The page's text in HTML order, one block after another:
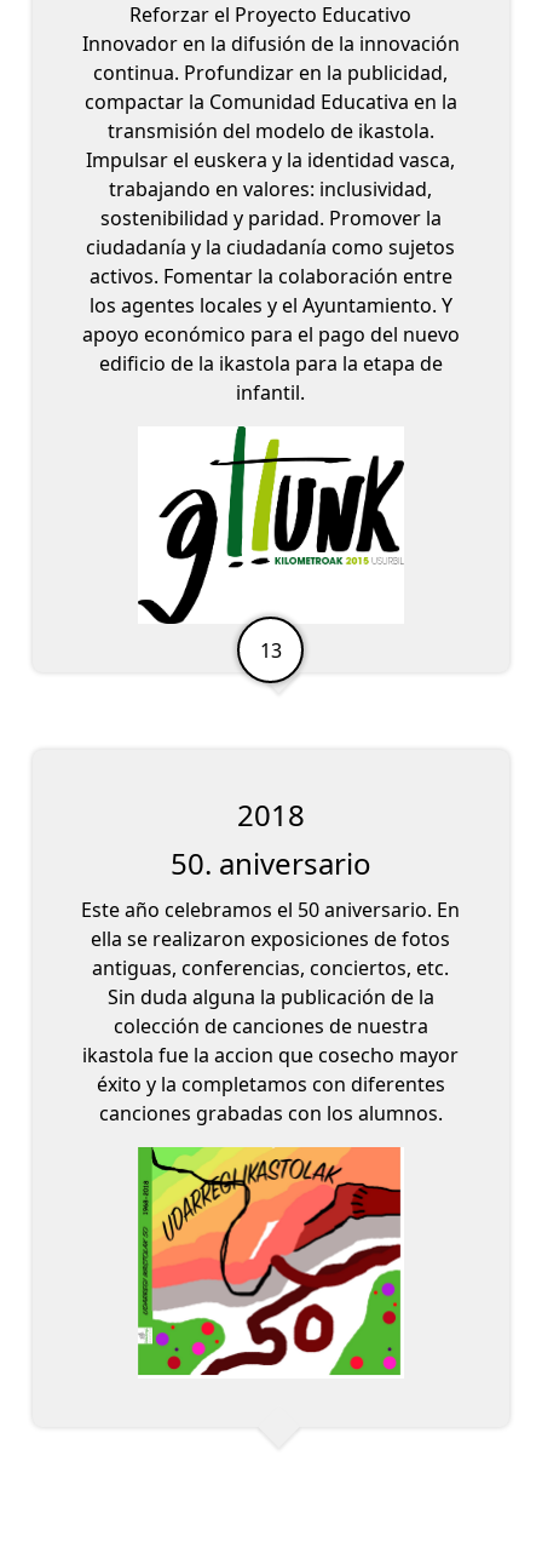
Reforzar el Proyecto Educativo
Innovador en la difusión de la innovación
continua. Profundizar en la publicidad,
compactar la Comunidad Educativa en la
transmisión del modelo de ikastola.
Impulsar el euskera y la identidad vasca,
trabajando en valores: inclusividad,
sostenibilidad y paridad. Promover la
ciudadanía y la ciudadanía como sujetos
activos. Fomentar la colaboración entre
los agentes locales y el Ayuntamiento. Y
apoyo económico para el pago del nuevo
edificio de la ikastola para la etapa de
infantil.
2018
50. aniversario
Este año celebramos el 50 aniversario. En
ella se realizaron exposiciones de fotos
antiguas, conferencias, conciertos, etc.
Sin duda alguna la publicación de la
colección de canciones de nuestra
ikastola fue la accion que cosecho mayor
éxito y la completamos con diferentes
canciones grabadas con los alumnos.